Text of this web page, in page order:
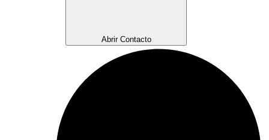
Abrir Contacto